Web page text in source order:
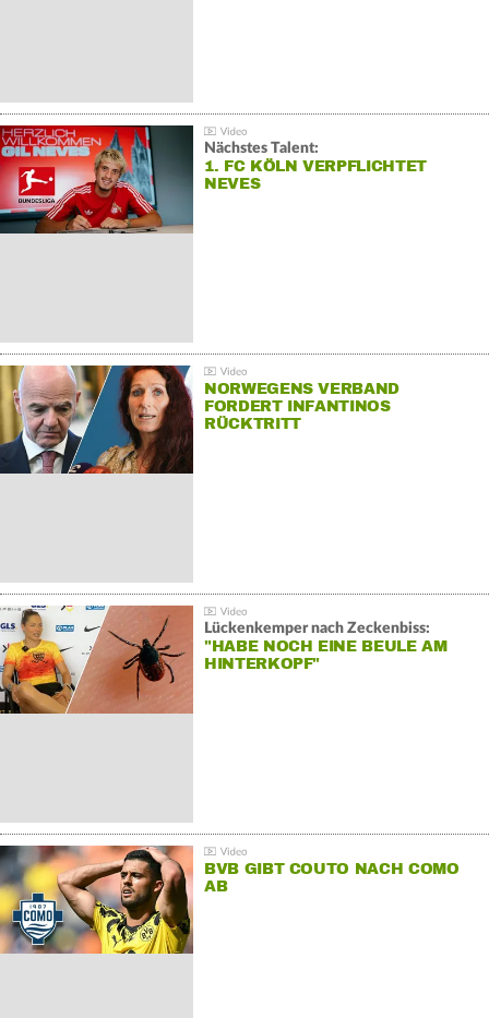
Nächstes Talent:
1. FC KÖLN VERPFLICHTET
NEVES
NORWEGENS VERBAND
FORDERT INFANTINOS
RÜCKTRITT
Lückenkemper nach Zeckenbiss:
"HABE NOCH EINE BEULE AM
HINTERKOPF"
BVB GIBT COUTO NACH COMO
AB